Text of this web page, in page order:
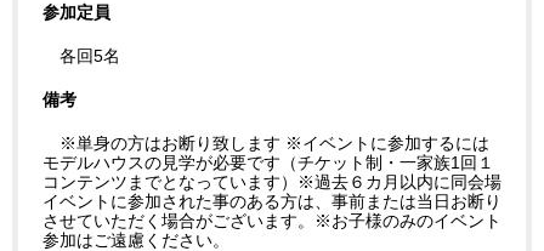
参加定員
各回5名
備考
※単身の方はお断り致します ※イベントに参加するには
モデルハウスの見学が必要です（チケット制・一家族1回１
コンテンツまでとなっています）※過去６カ月以内に同会場
イベントに参加された事のある方は、事前または当日お断り
させていただく場合がございます。※お子様のみのイベント
参加はご遠慮ください。